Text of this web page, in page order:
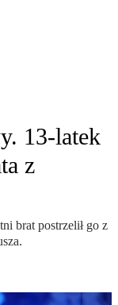
13-latek
z
brat postrzelił go z